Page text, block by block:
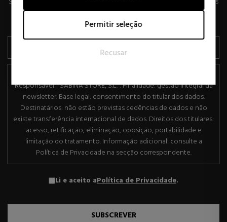
em sites. A intenção é exibir anúncios que sejam relevantes e
atraentes para o usuário individual e, portanto, mais valiosos
para editores e anunciantes terceirizados.
Permitir seleção
Recusar
por e-mail, escreva seu e-mail abaixo. Você pode cancelar sua
inscrição a qualquer momento.
Responsável: "SABINA STORE, S.L.". Finalidade: gestão integral da
newsletter. Base legal: consentimento do titular dos dados.
Destinatários: não estão previstas cedências de dados e não
existe transferência internacional de dados. Direitos dos titulares:
acesso, retificação, eliminação, oposição, portabilidade e
limitação do tratamento. Informação adicional: consulte a
Política de Privacidade na secção correspondente.
Li e aceito aPolítica de Privacidade.
SUBSCREVER